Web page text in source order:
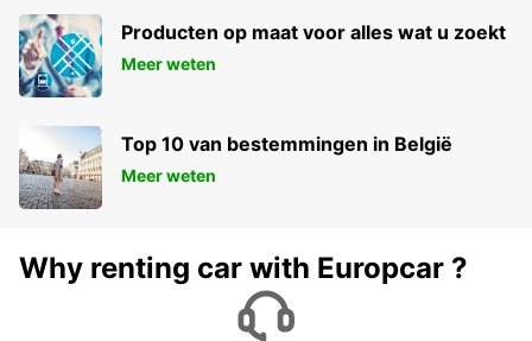
Producten op maat voor alles wat u zoekt
Meer weten
Top 10 van bestemmingen in België
Meer weten
Why renting car with Europcar ?